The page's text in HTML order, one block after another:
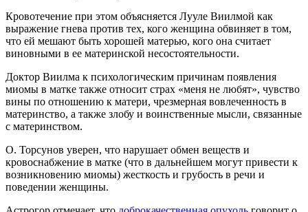
Кровотечение при этом объясняется Лууле Виилмой как
выражение гнева против тех, кого женщина обвиняет в том,
что ей мешают быть хорошей матерью, кого она считает
виновными в ее материнской несостоятельности.
Доктор Виилма к психологическим причинам появления
миомы в матке также относит страх «меня не любят», чувство
вины по отношению к матери, чрезмерная вовлеченность в
материнство, а также злобу и воинственные мысли, связанные
с материнством.
О. Торсунов уверен, что нарушает обмен веществ и
кровоснабжение в матке (что в дальнейшем могут привести к
возникновению миомы) жесткость и грубость в речи и
поведении женщины.